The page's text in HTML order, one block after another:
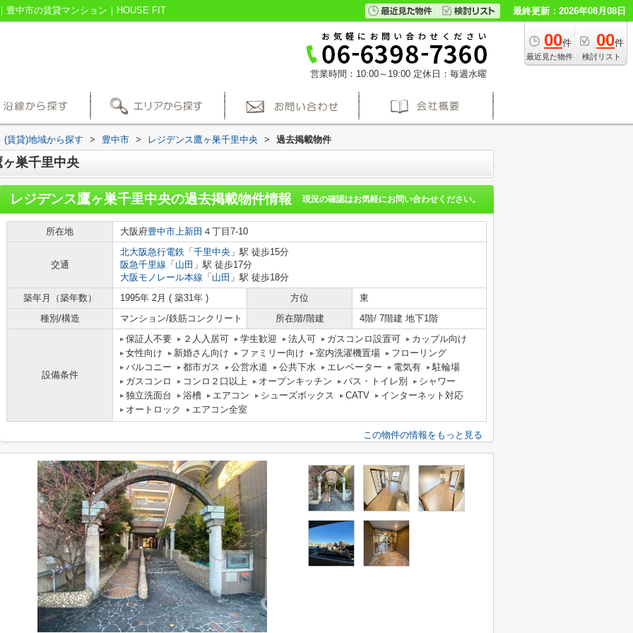
豊中市の賃貸マンション｜HOUSE FIT 最終更新：2026年08月08日
00件
最近見た物件
00件
検討リスト
営業時間：10:00～19:00 定休日：毎週水曜
(賃貸)地域から探す > 豊中市 > レジデンス鷹ヶ巣千里中央 > 過去掲載物件
巣千里中央
レジデンス鷹ヶ巣千里中央の過去掲載物件情報 現況の確認はお気軽にお問い合わせください。
所在地 大阪府豊中市上新田 ４丁目7-10
交通
北大阪急行電鉄 「 千里中央 」駅 徒歩15分
阪急千里線 「 山田 」駅 徒歩17分
大阪モノレール本線 「 山田 」駅 徒歩18分
築年月（築年数）
1995年 2月 ( 築31年 ) 方位
東
種別/構造
マンション/鉄筋コンクリート 所在階/階建 4階/ 7階建 地下1階
設備条件
保証人不要 ２人入居可 学生歓迎 法人可 ガスコンロ設置可
カップル向け
女性向け
新婚さん向け ファミリー向け 室内洗濯機置場
フローリング
バルコニー
都市ガス 公営水道 公共下水 エレベーター 電気有
駐輪場
ガスコンロ
コンロ２口以上 オープンキッチン バス・トイレ別
シャワー
独立洗面台
浴槽 エアコン シューズボックス CATV
インターネット対応
オートロック
エアコン全室
この物件の情報をもっと見る